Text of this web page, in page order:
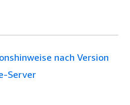
hadoop-hdfs-
hdfs-
nach Version
Server